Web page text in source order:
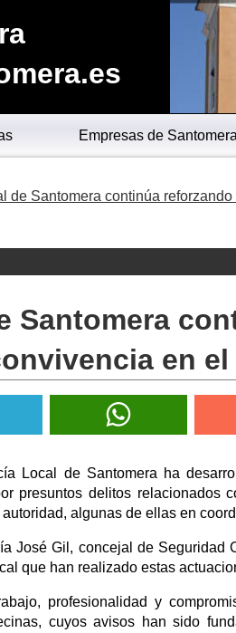
Empresas de Santomera
de Santomera continúa
Santomera
en
Local de Santomera ha
presuntos delitos relacionados
algunas de ellas en
José Gil, concejal de Seguridad
que han realizado estas
profesionalidad y
cuyos avisos han sido